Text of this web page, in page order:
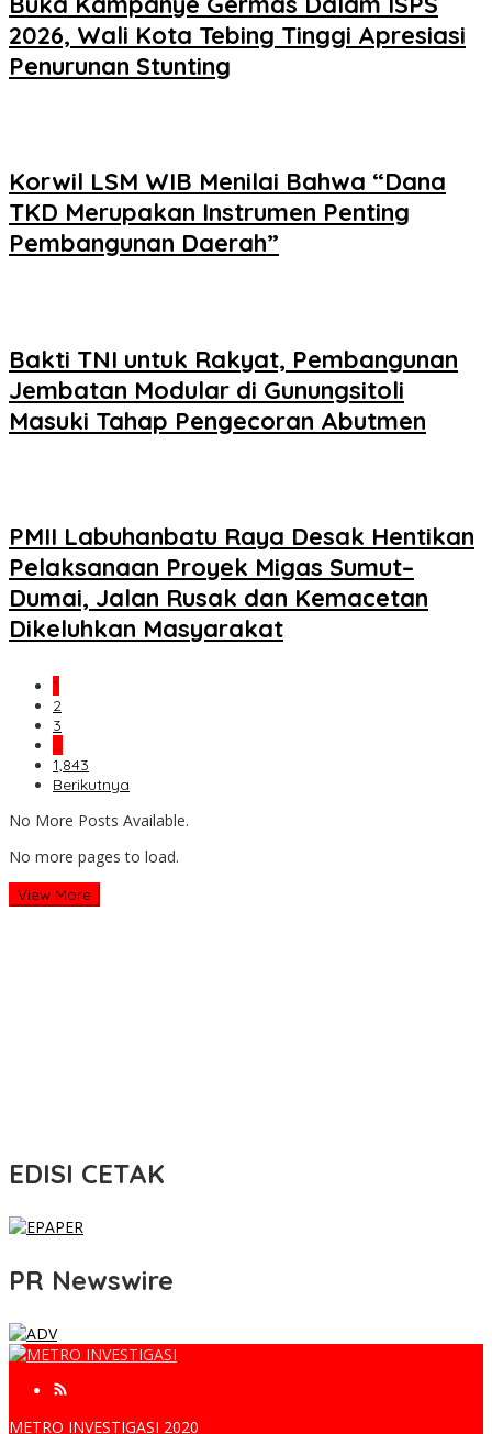
2026, Wali Kota Tebing Tinggi Apresiasi
Penurunan Stunting
Korwil LSM WIB Menilai Bahwa “Dana
TKD Merupakan Instrumen Penting
Pembangunan Daerah”
Bakti TNI untuk Rakyat, Pembangunan
Jembatan Modular di Gunungsitoli
Masuki Tahap Pengecoran Abutmen
PMII Labuhanbatu Raya Desak Hentikan
Pelaksanaan Proyek Migas Sumut–
Dumai, Jalan Rusak dan Kemacetan
Dikeluhkan Masyarakat
1
2
3
…
1,843
Berikutnya
No More Posts Available.
No more pages to load.
View More
EDISI CETAK
PR Newswire
METRO INVESTIGASI 2020